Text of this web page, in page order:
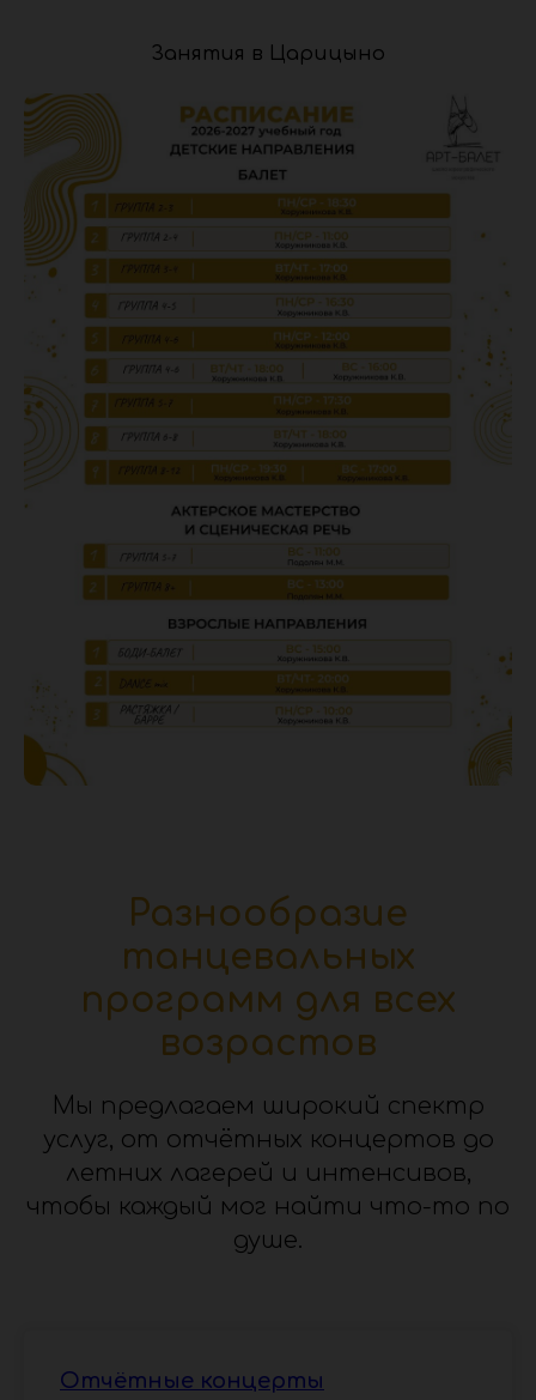
Занятия в Царицыно
Разнообразие
танцевальных
программ для всех
возрастов
Мы предлагаем широкий спектр
услуг, от отчётных концертов до
летних лагерей и интенсивов,
чтобы каждый мог найти что-то по
душе.
Отчётные концерты